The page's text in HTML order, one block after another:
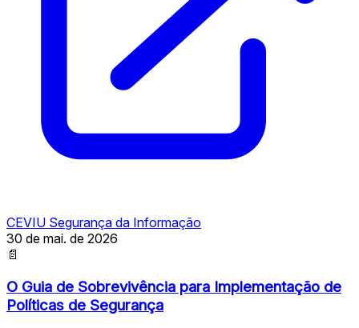
CEVIU Segurança da Informação
30 de mai. de 2026
📄
O Guia de Sobrevivência para Implementação de
Políticas de Segurança